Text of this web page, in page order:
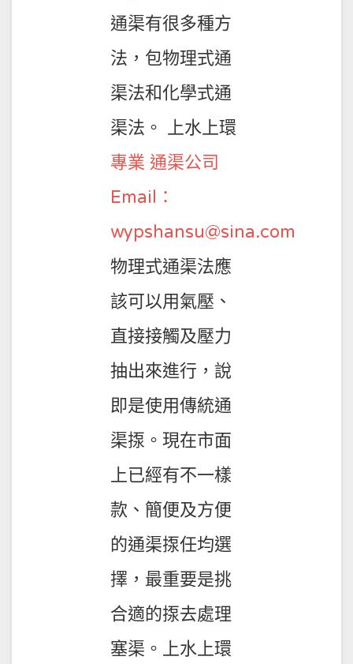
通渠有很多種方
法，包物理式通
渠法和化學式通
渠法。 上水上環
專業 通渠公司
Email：
wypshansu@sina.com
物理式通渠法應
該可以用氣壓、
直接接觸及壓力
抽出來進行，說
即是使用傳統通
渠揼。現在市面
上已經有不一樣
款、簡便及方便
的通渠揼任均選
擇，最重要是挑
合適的揼去處理
塞渠。上水上環